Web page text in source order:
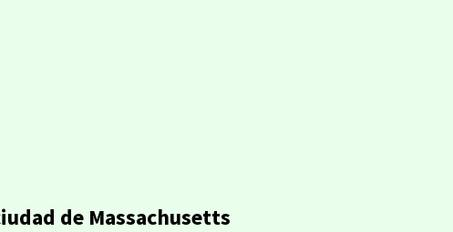
de Massachusetts